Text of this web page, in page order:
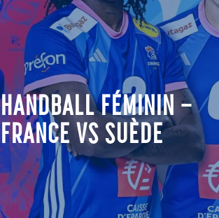
HANDBALL FÉMININ –
FRANCE VS SUÈDE